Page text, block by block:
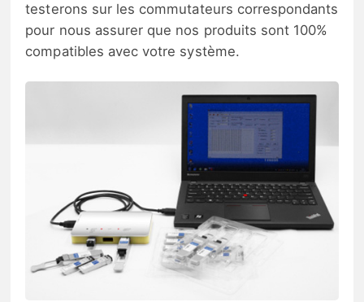
testerons sur les commutateurs correspondants
pour nous assurer que nos produits sont 100%
compatibles avec votre système.